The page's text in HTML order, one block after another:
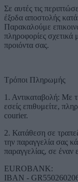
Σε αυτές τις
έξοδα αποστολής
Παρακαλούμε
πληροφορίες σχετικά
προιόντα σας.
Τρόποι Πληρωμής
1. Αντικαταβολή: Με
εσείς επιθυμείτε,
courier.
2. Κατάθεση σε
την παραγγελία σας
παραγγελίας, σε
EUROBANK:
IBAN -